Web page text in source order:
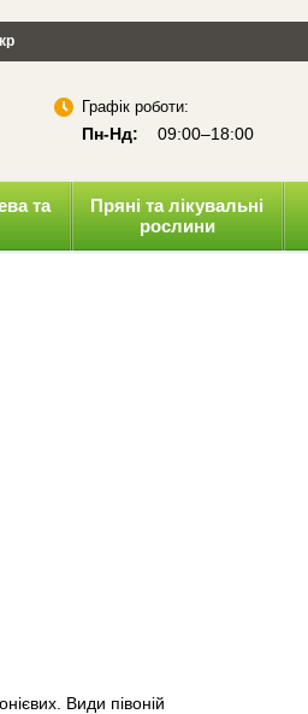
Графік роботи:
Пн-Нд: 09:00–18:00
та
Пряні та лікувальні
рослини
Види півоній